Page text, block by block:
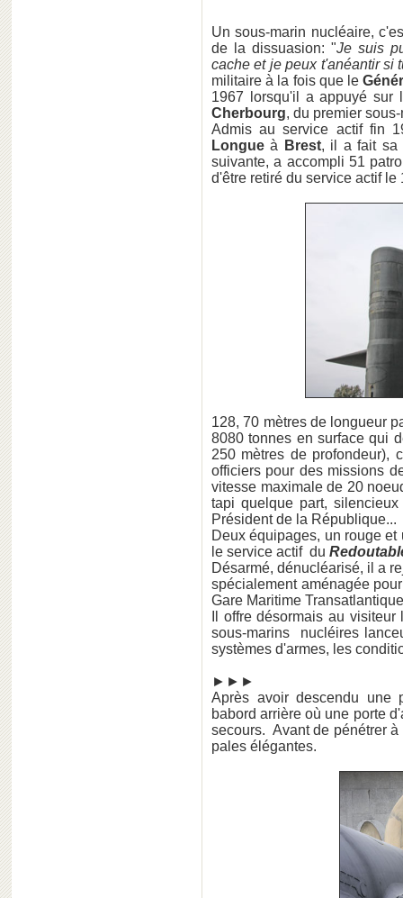
Un sous-marin nucléaire,
de la dissuasion: "Je suis
cache et je peux t'anéantir si
militaire à la fois que le
1967 lorsqu'il a appuyé sur
Cherbourg, du premier
Admis au service actif fin
Longue à Brest, il a fait sa
suivante, a accompli 51
d'être retiré du service actif le
128, 70 mètres de longueur
8080 tonnes en surface qui
250 mètres de profondeur),
officiers pour des missions
vitesse maximale de 20
tapi quelque part,
Président de la République...
Deux équipages, un rouge
le service actif du
Désarmé, dénucléarisé, il a
spécialement aménagée
Gare Maritime
Il offre désormais au
sous-marins nucléires
systèmes d'armes, les
►►►
Après avoir descendu une
babord arrière où une porte
secours. Avant de pénétrer
pales élégantes.